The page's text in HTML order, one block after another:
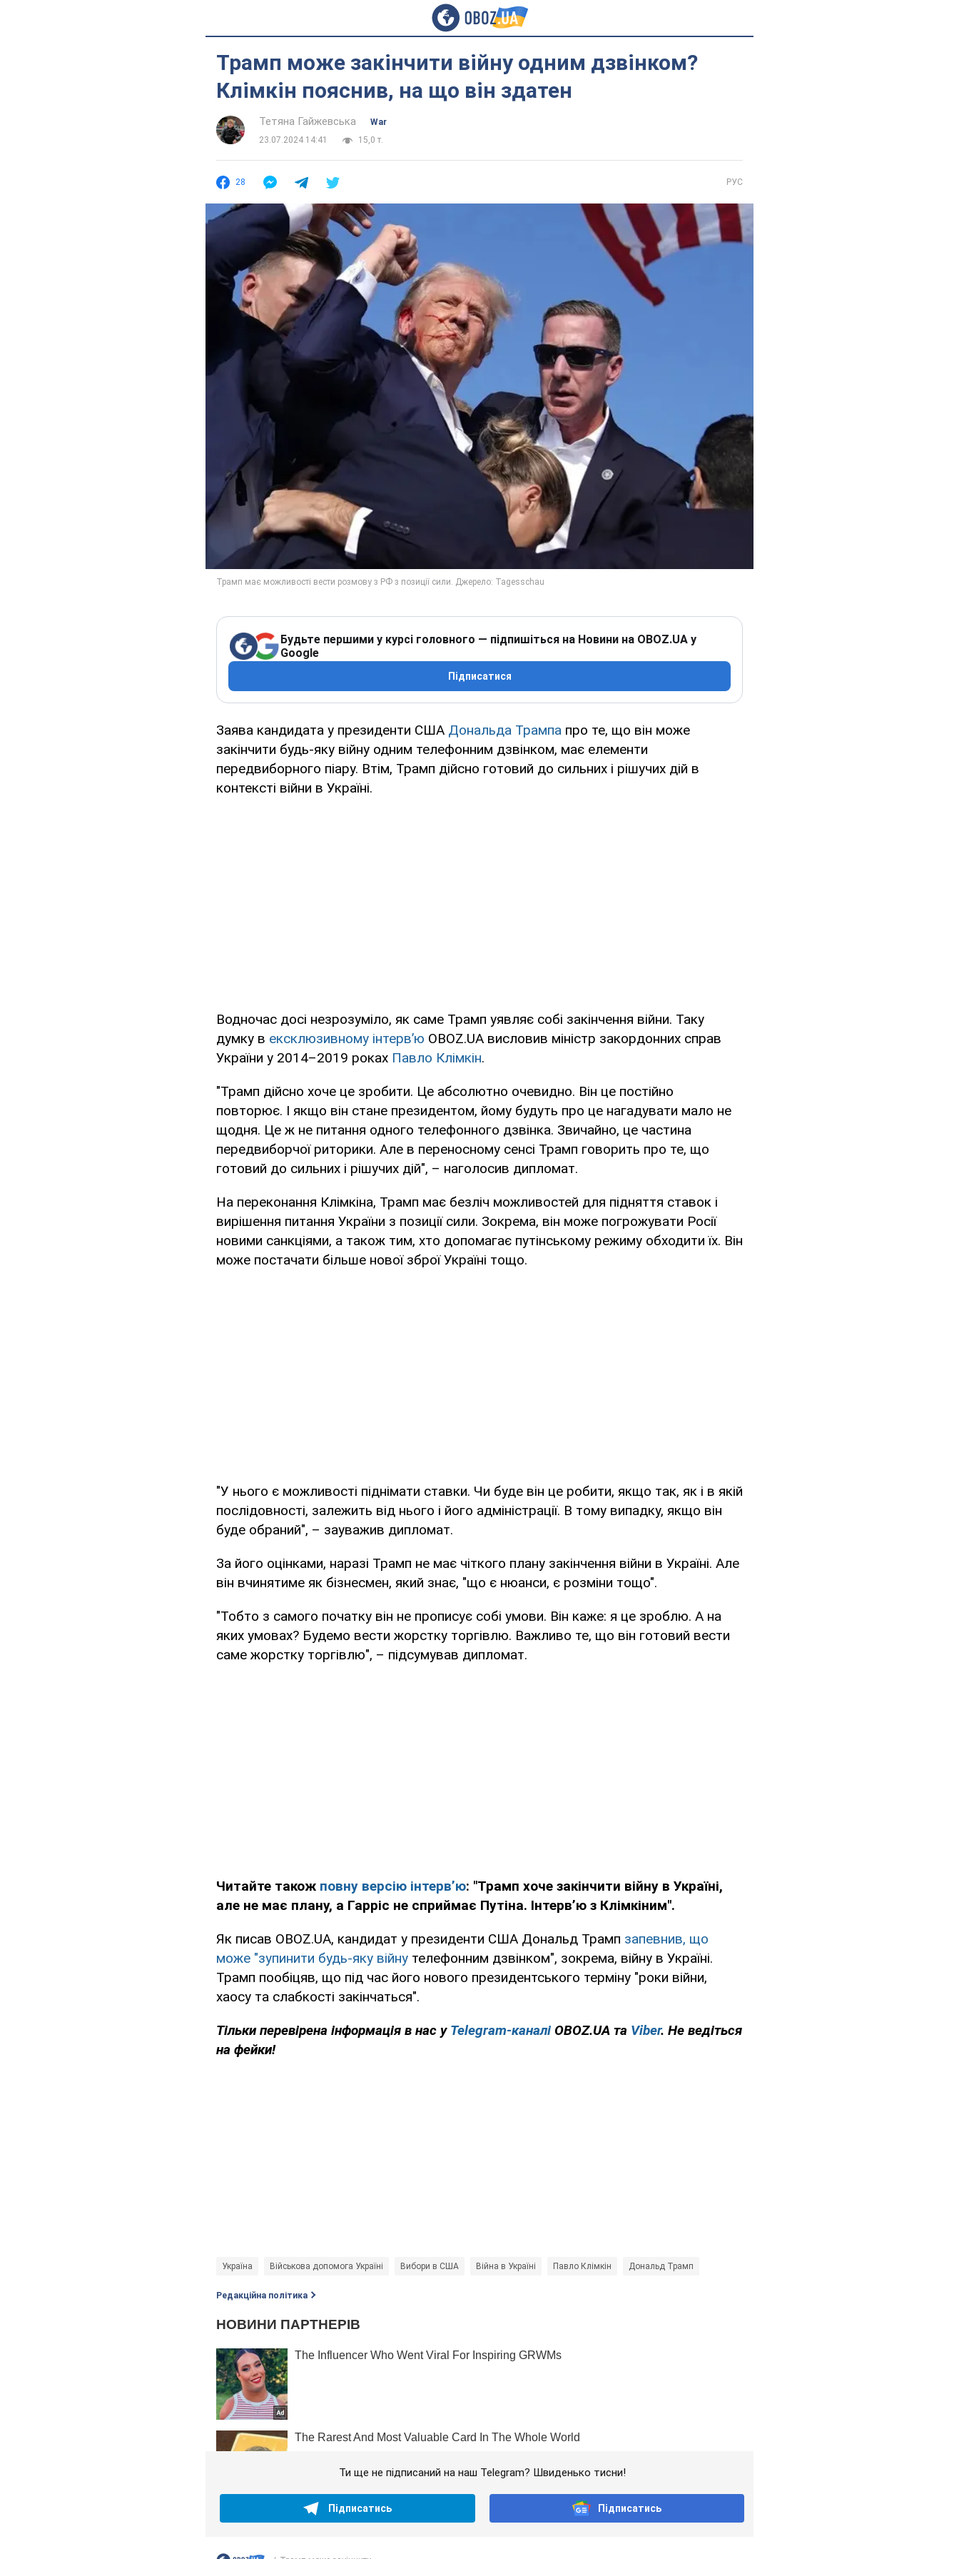
Трамп може закінчити війну одним дзвінком?
Клімкін пояснив, на що він здатен
Тетяна Гайжевська
War
23.07.2024 14:41
15,0 т.
28 РУС
Будьте першими у курсі головного — підпишіться на Новини на OBOZ.UA у
Google
Підписатися
Заява кандидата у президенти США Дональда Трампа про те, що він може
закінчити будь-яку війну одним телефонним дзвінком, має елементи
передвиборного піару. Втім, Трамп дійсно готовий до сильних і рішучих дій в
контексті війни в Україні.
Водночас досі незрозуміло, як саме Трамп уявляє собі закінчення війни. Таку
думку в ексклюзивному інтерв’ю OBOZ.UA висловив міністр закордонних справ
України у 2014–2019 роках Павло Клімкін.
"Трамп дійсно хоче це зробити. Це абсолютно очевидно. Він це постійно
повторює. І якщо він стане президентом, йому будуть про це нагадувати мало не
щодня. Це ж не питання одного телефонного дзвінка. Звичайно, це частина
передвиборчої риторики. Але в переносному сенсі Трамп говорить про те, що
готовий до сильних і рішучих дій", – наголосив дипломат.
На переконання Клімкіна, Трамп має безліч можливостей для підняття ставок і
вирішення питання України з позиції сили. Зокрема, він може погрожувати Росії
новими санкціями, а також тим, хто допомагає путінському режиму обходити їх. Він
може постачати більше нової зброї Україні тощо.
"У нього є можливості піднімати ставки. Чи буде він це робити, якщо так, як і в якій
послідовності, залежить від нього і його адміністрації. В тому випадку, якщо він
буде обраний", – зауважив дипломат.
За його оцінками, наразі Трамп не має чіткого плану закінчення війни в Україні. Але
він вчинятиме як бізнесмен, який знає, "що є нюанси, є розміни тощо".
"Тобто з самого початку він не прописує собі умови. Він каже: я це зроблю. А на
яких умовах? Будемо вести жорстку торгівлю. Важливо те, що він готовий вести
саме жорстку торгівлю", – підсумував дипломат.
Читайте також повну версію інтерв’ю: "Трамп хоче закінчити війну в Україні,
але не має плану, а Гарріс не сприймає Путіна. Інтерв’ю з Клімкіним".
Як писав OBOZ.UA, кандидат у президенти США Дональд Трамп запевнив, що
може "зупинити будь-яку війну телефонним дзвінком", зокрема, війну в Україні.
Трамп пообіцяв, що під час його нового президентського терміну "роки війни,
хаосу та слабкості закінчаться".
Тільки перевірена інформація в нас у Telegram-каналі OBOZ.UA та Viber. Не ведіться
на фейки!
Україна Військова допомога Україні Вибори в США Війна в Україні Павло Клімкін Дональд Трамп
Редакційна політика